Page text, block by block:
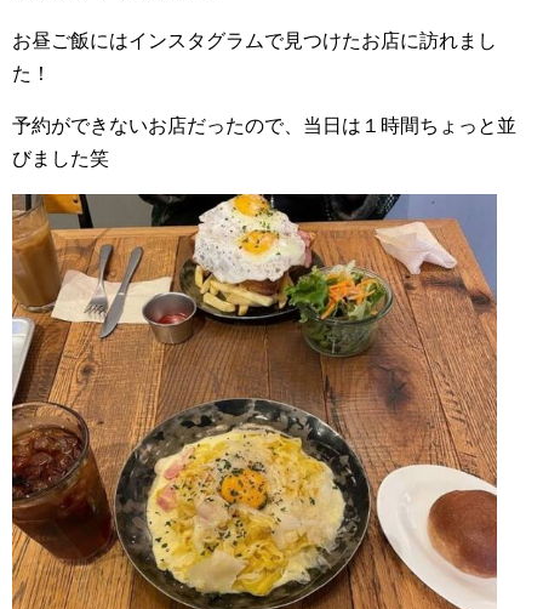
お昼ご飯にはインスタグラムで見つけたお店に訪れまし
た！
予約ができないお店だったので、当日は１時間ちょっと並
びました笑